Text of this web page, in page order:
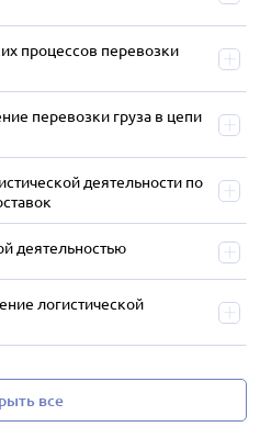
процессов перевозки
перевозки груза в цепи
деятельности по
деятельностью
логистической
все